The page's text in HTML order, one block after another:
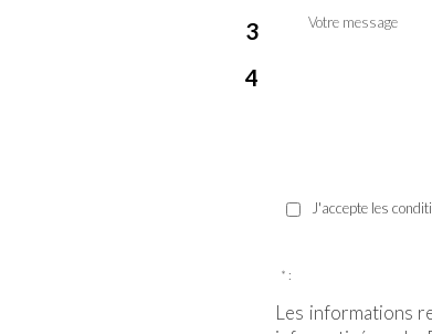
3
4
Votre message
J'accepte les
* :
Les informations